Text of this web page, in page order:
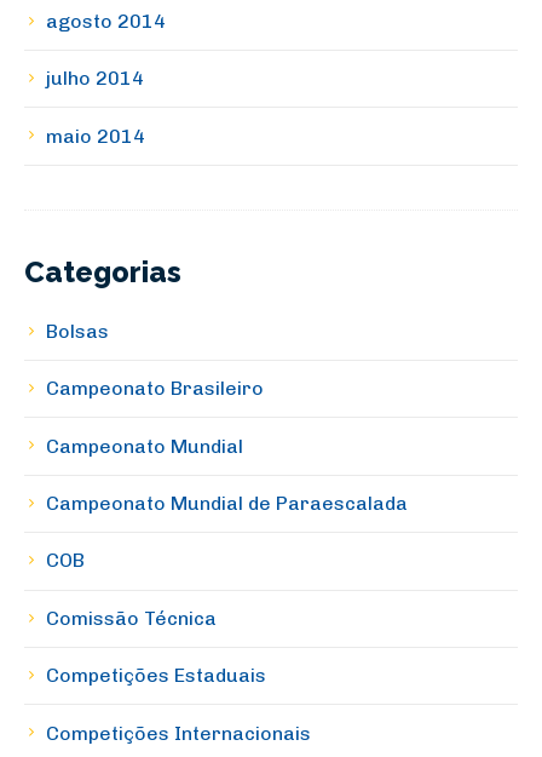
agosto 2014
julho 2014
maio 2014
Categorias
Bolsas
Campeonato Brasileiro
Campeonato Mundial
Campeonato Mundial de Paraescalada
COB
Comissão Técnica
Competições Estaduais
Competições Internacionais